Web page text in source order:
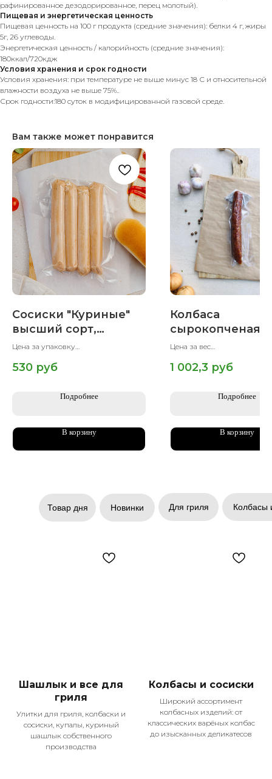
рафинированное дезодорированное, перец молотый).
Пищевая и энергетическая ценность
Пищевая ценность на 100 г продукта (средние значения): белки 4 г, жиры
5г, 26 углеводы.
Энергетическая ценность / калорийность (средние значения):
180ккал/720кдж
Условия хранения и срок годности
Условия хранения: при температуре не выше минус 18 С и относительной
влажности воздуха не выше 75%..
Срок годности:180 суток в модифицированной газовой среде.
Вам также может понравится
Сосиски "Куриные"
высший сорт,
Халяль, 500 гр
Цена за упаковку
530 руб
Подробнее
В корзину
Колбаса
сырокопченая
«Сальчичон»,
Цена за вес
1 002,3 руб
Подробнее
В корзину
Товар дня Новинки Для гриля Колбасы
Шашлык и все для
гриля
Улитки для гриля, колбаски и
сосиски, купалы, куриный
шашлык собственного
производства
Колбасы и сосиски
Широкий ассортимент
колбасных изделий: от
классических варёных колбас
до изысканных деликатесов